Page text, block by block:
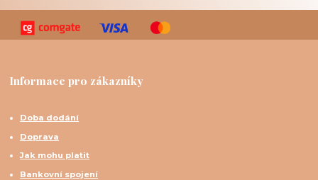
Informace pro zákazníky
Doba dodání
Doprava
Jak mohu platit
Bankovní spojení